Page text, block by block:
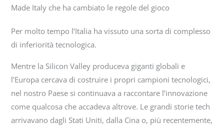
Made Italy che ha cambiato le regole del gioco
Per molto tempo l’Italia ha vissuto una sorta di complesso
di inferiorità tecnologica.
Mentre la Silicon Valley produceva giganti globali e
l’Europa cercava di costruire i propri campioni tecnologici,
nel nostro Paese si continuava a raccontare l’innovazione
come qualcosa che accadeva altrove. Le grandi storie tech
arrivavano dagli Stati Uniti, dalla Cina o, più recentemente,